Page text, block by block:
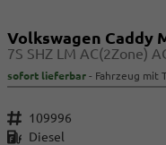
Volkswagen Caddy
7S SHZ LM AC(2Zone)
sofort lieferbar Fahrzeug mit
Fahrzeugnr. 109996
Kraftstoff Diesel